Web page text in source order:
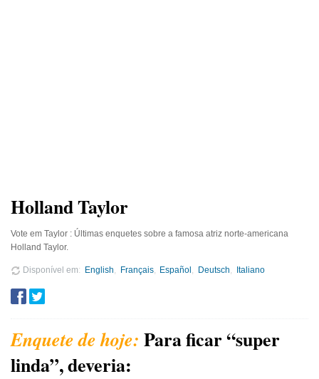
Holland Taylor
Vote em Taylor : Últimas enquetes sobre a famosa atriz norte-americana
Holland Taylor.
Disponível em English Français Español Deutsch Italiano
Para ficar “super
linda”, deveria: